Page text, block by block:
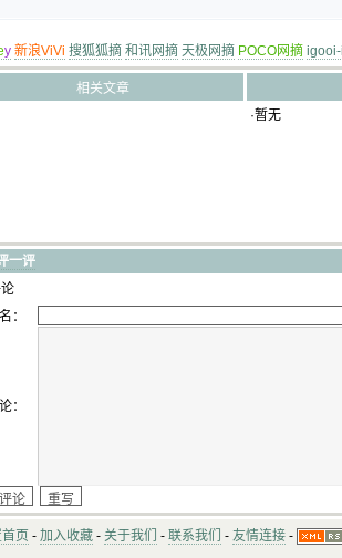
y 新浪ViVi 搜狐狐摘 和讯网摘 天极网摘 POCO网摘
相关文章
·暂无
一评
：
：
页 - 加入收藏 - 关于我们 - 联系我们 - 友情连接 -